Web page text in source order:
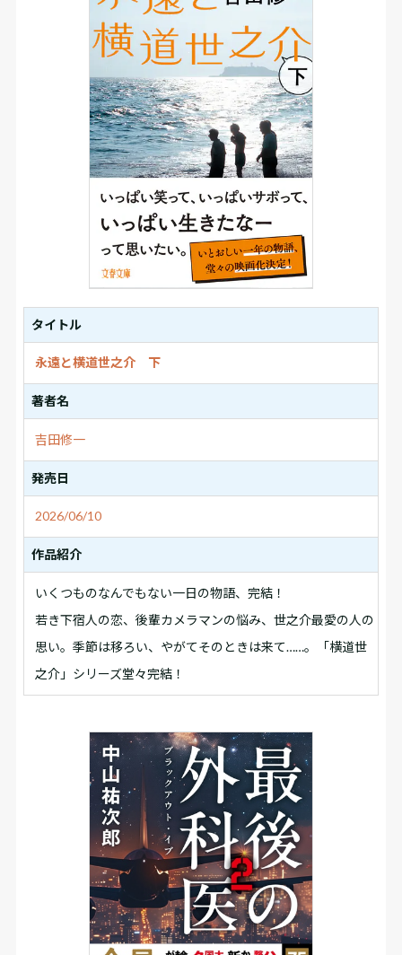
タイトル
永遠と横道世之介 下
著者名
吉田修一
発売日
2026/06/10
作品紹介
いくつものなんでもない一日の物語、完結！
若き下宿人の恋、後輩カメラマンの悩み、世之介最愛の人の
思い。季節は移ろい、やがてそのときは来て……。「横道世
之介」シリーズ堂々完結！